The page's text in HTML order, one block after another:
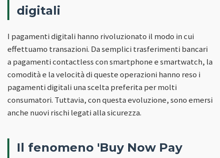
digitali
I pagamenti digitali hanno rivoluzionato il modo in cui
effettuamo transazioni. Da semplici trasferimenti bancari
a pagamenti contactless con smartphone e smartwatch, la
comodità e la velocità di queste operazioni hanno reso i
pagamenti digitali una scelta preferita per molti
consumatori. Tuttavia, con questa evoluzione, sono emersi
anche nuovi rischi legati alla sicurezza.
Il fenomeno 'Buy Now Pay